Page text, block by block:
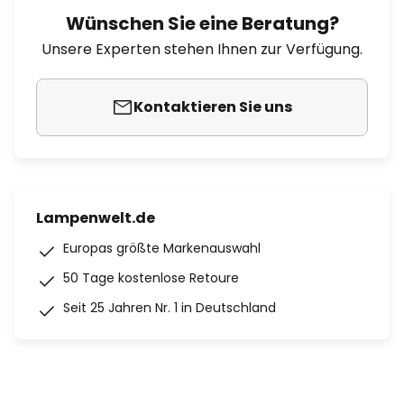
Wünschen Sie eine Beratung?
Unsere Experten stehen Ihnen zur Verfügung.
Kontaktieren Sie uns
Lampenwelt.de
Europas größte Markenauswahl
50 Tage kostenlose Retoure
Seit 25 Jahren Nr. 1 in Deutschland